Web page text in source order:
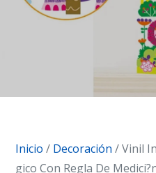
Inicio / Decoración / Vinil
gico Con Regla De